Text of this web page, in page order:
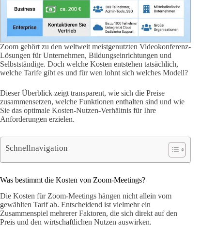
Zoom gehört zu den weltweit meistgenutzten Videokonferenz-
Lösungen für Unternehmen, Bildungseinrichtungen und
Selbstständige. Doch welche Kosten entstehen tatsächlich,
welche Tarife gibt es und für wen lohnt sich welches Modell?
Dieser Überblick zeigt transparent, wie sich die Preise
zusammensetzen, welche Funktionen enthalten sind und wie
Sie das optimale Kosten-Nutzen-Verhältnis für Ihre
Anforderungen erzielen.
Schnellnavigation
Was bestimmt die Kosten von Zoom-Meetings?
Die Kosten für Zoom-Meetings hängen nicht allein vom
gewählten Tarif ab. Entscheidend ist vielmehr ein
Zusammenspiel mehrerer Faktoren, die sich direkt auf den
Preis und den wirtschaftlichen Nutzen auswirken.